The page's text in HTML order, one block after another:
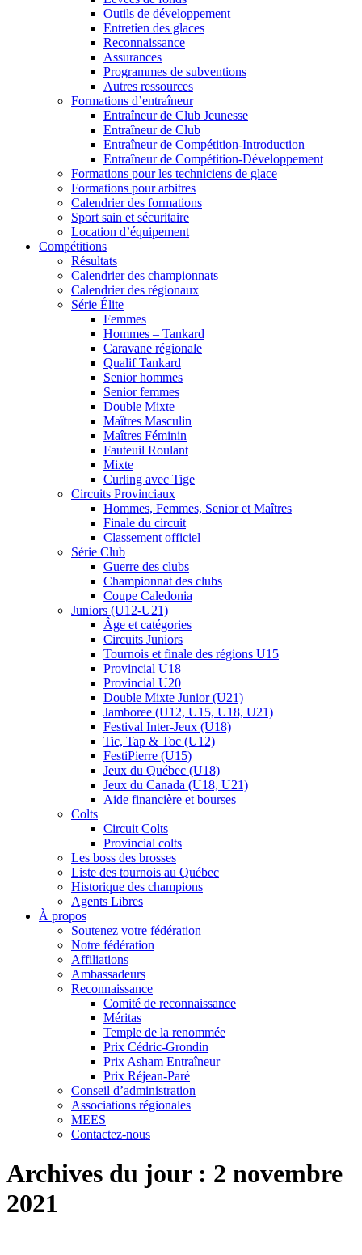
Outils de développement
Entretien des glaces
Reconnaissance
Assurances
Programmes de subventions
Autres ressources
Formations d’entraîneur
Entraîneur de Club Jeunesse
Entraîneur de Club
Entraîneur de Compétition-Introduction
Entraîneur de Compétition-Développement
Formations pour les techniciens de glace
Formations pour arbitres
Calendrier des formations
Sport sain et sécuritaire
Location d’équipement
Compétitions
Résultats
Calendrier des championnats
Calendrier des régionaux
Série Élite
Femmes
Hommes – Tankard
Caravane régionale
Qualif Tankard
Senior hommes
Senior femmes
Double Mixte
Maîtres Masculin
Maîtres Féminin
Fauteuil Roulant
Mixte
Curling avec Tige
Circuits Provinciaux
Hommes, Femmes, Senior et Maîtres
Finale du circuit
Classement officiel
Série Club
Guerre des clubs
Championnat des clubs
Coupe Caledonia
Juniors (U12-U21)
Âge et catégories
Circuits Juniors
Tournois et finale des régions U15
Provincial U18
Provincial U20
Double Mixte Junior (U21)
Jamboree (U12, U15, U18, U21)
Festival Inter-Jeux (U18)
Tic, Tap & Toc (U12)
FestiPierre (U15)
Jeux du Québec (U18)
Jeux du Canada (U18, U21)
Aide financière et bourses
Colts
Circuit Colts
Provincial colts
Les boss des brosses
Liste des tournois au Québec
Historique des champions
Agents Libres
À propos
Soutenez votre fédération
Notre fédération
Affiliations
Ambassadeurs
Reconnaissance
Comité de reconnaissance
Méritas
Temple de la renommée
Prix Cédric-Grondin
Prix Asham Entraîneur
Prix Réjean-Paré
Conseil d’administration
Associations régionales
MEES
Contactez-nous
Archives du jour : 2 novembre
2021